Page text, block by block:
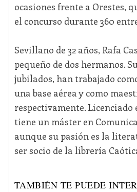
ocasiones frente a Orestes,
el concurso durante 360
Sevillano de 32 años, Rafa
pequeño de dos hermanos.
jubilados, han trabajado
una base aérea y como
respectivamente. Licenciado
tiene un máster en
aunque su pasión es la
ser socio de la librería
TAMBIÉN TE PUEDE